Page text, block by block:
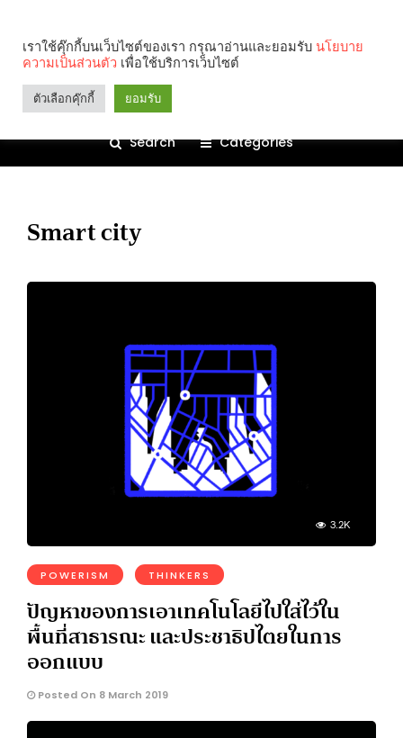
Search Categories
Smart city
3.2K
POWERISM THINKERS
ปัญหาของการเอาเทคโนโลยีไปใส่ไว้ใน
พื้นที่สาธารณะ และประชาธิปไตยในการ
ออกแบบ
Posted On 8 March 2019
เราใช้คุ๊กกี้บนเว็บไซต์ของเรา กรุณาอ่านและยอมรับ นโยบาย
ความเป็นส่วนตัว เพื่อใช้บริการเว็บไซต์
ตัวเลือกคุ๊กกี้ ยอมรับ